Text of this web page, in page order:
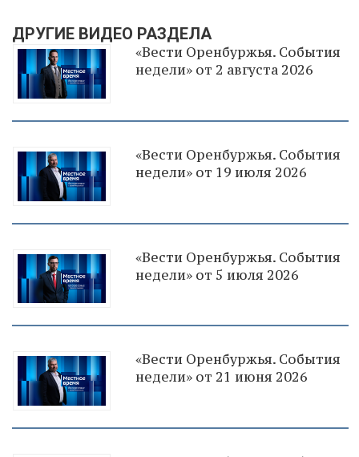
ДРУГИЕ ВИДЕО РАЗДЕЛА
«Вести Оренбуржья. События
недели» от 2 августа 2026
«Вести Оренбуржья. События
недели» от 19 июля 2026
«Вести Оренбуржья. События
недели» от 5 июля 2026
«Вести Оренбуржья. События
недели» от 21 июня 2026